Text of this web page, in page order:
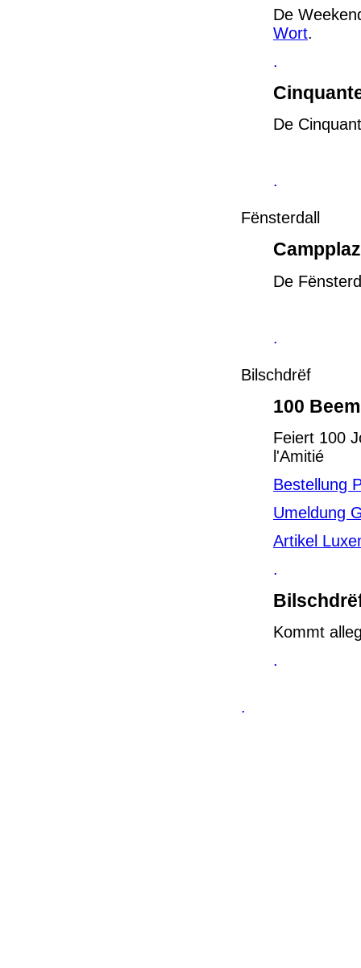
De
Wort.
.
De
.
Fënsterdall
De
.
Bilschdrëf
100
Feiert 100
l'Amitié
Bestellung
Umeldung
Artikel
.
Kommt
.
.